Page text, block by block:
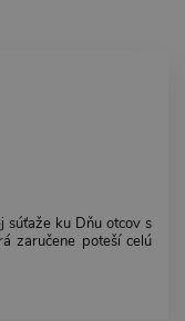
súťaže ku Dňu otcov s
zaručene poteší celú